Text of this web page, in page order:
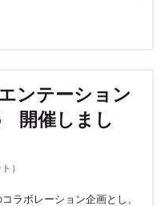
ンテーション
開催しまし
）
ラボレーション企画とし、